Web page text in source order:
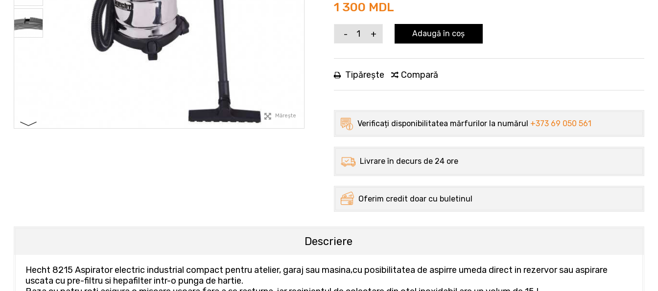
Mărește
1 300 MDL
- + Adaugă în coș
Tipărește Compară
Verificați disponibilitatea mărfurilor la numărul +373 69 050 561
Livrare în decurs de 24 ore
Oferim credit doar cu buletinul
Descriere
Hecht 8215 Aspirator electric industrial compact pentru atelier, garaj sau masina,cu posibilitatea de aspirre umeda direct in rezervor sau aspirare
uscata cu pre-filtru si hepafilter intr-o punga de hartie.